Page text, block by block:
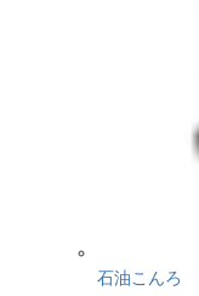
石油こんろ